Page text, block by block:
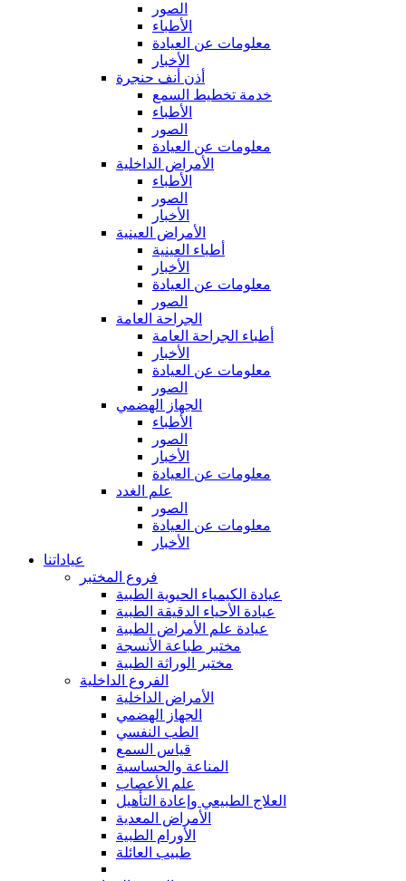
الصور
الأطباء
معلومات عن العيادة
الأخبار
أذن أنف حنجرة
خدمة تخطيط السمع
الأطباء
الصور
معلومات عن العيادة
الأمراض الداخلية
الأطباء
الصور
الأخبار
الأمراض العينية
أطباء العينية
الأخبار
معلومات عن العيادة
الصور
الجراحة العامة
أطباء الجراحة العامة
الأخبار
معلومات عن العيادة
الصور
الجهاز الهضمي
الأطباء
الصور
الأخبار
معلومات عن العيادة
علم الغدد
الصور
معلومات عن العيادة
الأخبار
عياداتنا
فروع المختبر
عيادة الكيمياء الحيوية الطبية
عيادة الأحياء الدقيقة الطبية
عيادة علم الأمراض الطبية
مختبر طباعة الأنسجة
مختبر الوراثة الطبية
الفروع الداخلية
الأمراض الداخلية
الجهاز الهضمي
الطب النفسي
قياس السمع
المناعة والحساسية
علم الأعصاب
العلاج الطبيعي وإعادة التأهيل
الأمراض المعدية
الأورام الطبية
طبيب العائلة